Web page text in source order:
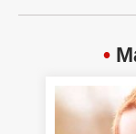
•